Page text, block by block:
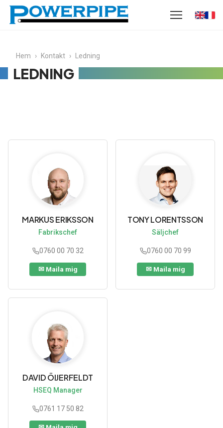
Hem › Kontakt › Ledning
LEDNING
MARKUS ERIKSSON
Fabrikschef
0760 00 70 32
TONY LORENTSSON
Säljchef
0760 00 70 99
DAVID ÖIJERFELDT
HSEQ Manager
0761 17 50 82